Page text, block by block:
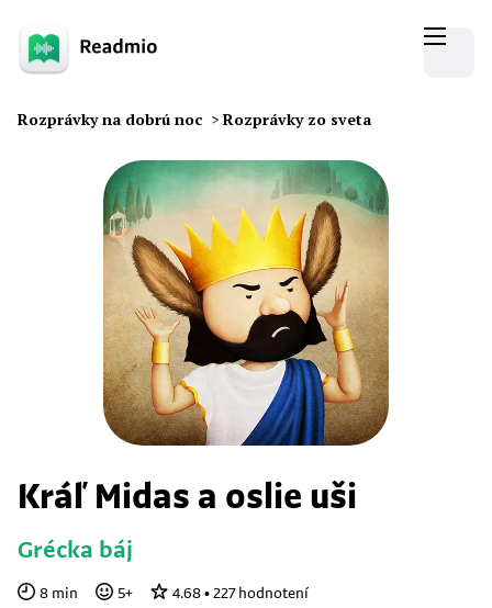
Rozprávky na dobrú noc > Rozprávky zo sveta
Kráľ Midas a oslie uši
Grécka báj
8 min 5+ 4.68 • 227hodnotení